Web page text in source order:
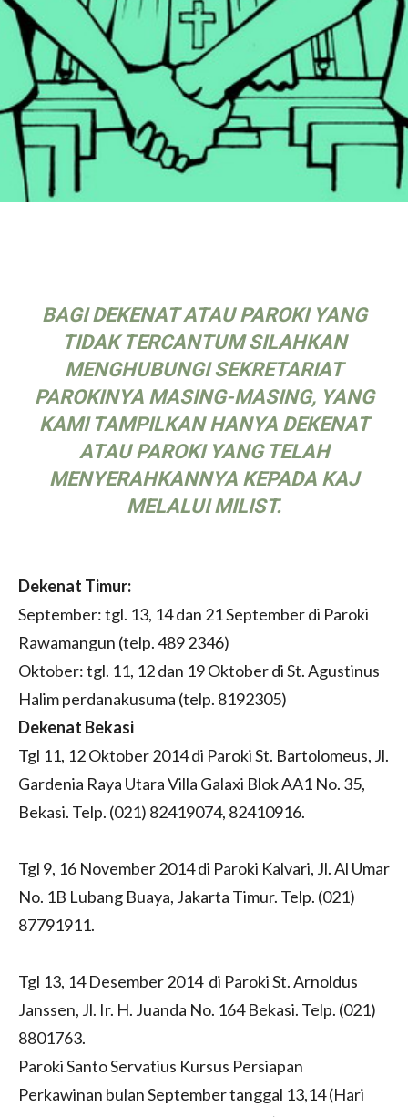
BAGI DEKENAT ATAU PAROKI YANG
TIDAK TERCANTUM SILAHKAN
MENGHUBUNGI SEKRETARIAT
PAROKINYA MASING-MASING, YANG
KAMI TAMPILKAN HANYA DEKENAT
ATAU PAROKI YANG TELAH
MENYERAHKANNYA KEPADA KAJ
MELALUI MILIST.
Dekenat Timur:
September: tgl. 13, 14 dan 21 September di Paroki
Rawamangun (telp. 489 2346)
Oktober: tgl. 11, 12 dan 19 Oktober di St. Agustinus
Halim perdanakusuma (telp. 8192305)
Dekenat Bekasi
Tgl 11, 12 Oktober 2014 di Paroki St. Bartolomeus, Jl.
Gardenia Raya Utara Villa Galaxi Blok AA1 No. 35,
Bekasi. Telp. (021) 82419074, 82410916.
Tgl 9, 16 November 2014 di Paroki Kalvari, Jl. Al Umar
No. 1B Lubang Buaya, Jakarta Timur. Telp. (021)
87791911.
Tgl 13, 14 Desember 2014 di Paroki St. Arnoldus
Janssen, Jl. Ir. H. Juanda No. 164 Bekasi. Telp. (021)
8801763.
Paroki Santo Servatius Kursus Persiapan
Perkawinan bulan September tanggal 13,14 (Hari